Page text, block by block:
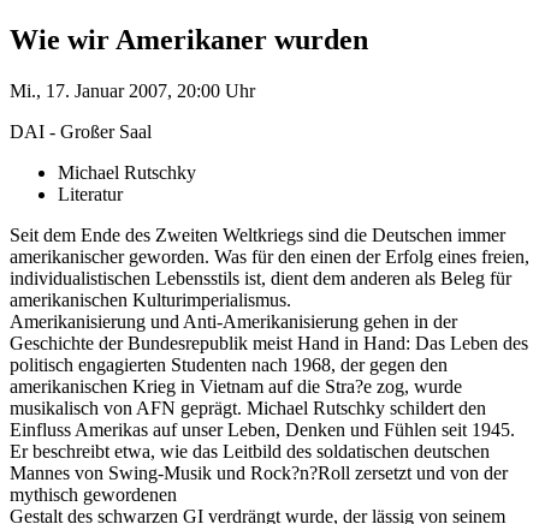
Wie wir Amerikaner wurden
Mi., 17. Januar 2007, 20:00 Uhr
DAI - Großer Saal
Michael Rutschky
Literatur
Seit dem Ende des Zweiten Weltkriegs sind die Deutschen immer
amerikanischer geworden. Was für den einen der Erfolg eines freien,
individualistischen Lebensstils ist, dient dem anderen als Beleg für
amerikanischen Kulturimperialismus.
Amerikanisierung und Anti-Amerikanisierung gehen in der
Geschichte der Bundesrepublik meist Hand in Hand: Das Leben des
politisch engagierten Studenten nach 1968, der gegen den
amerikanischen Krieg in Vietnam auf die Stra?e zog, wurde
musikalisch von AFN geprägt. Michael Rutschky schildert den
Einfluss Amerikas auf unser Leben, Denken und Fühlen seit 1945.
Er beschreibt etwa, wie das Leitbild des soldatischen deutschen
Mannes von Swing-Musik und Rock?n?Roll zersetzt und von der
mythisch gewordenen
Gestalt des schwarzen GI verdrängt wurde, der lässig von seinem